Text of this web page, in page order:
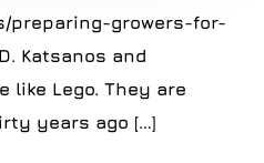
preparing-growers-for-
Katsanos and
like Lego. They are
years ago […]